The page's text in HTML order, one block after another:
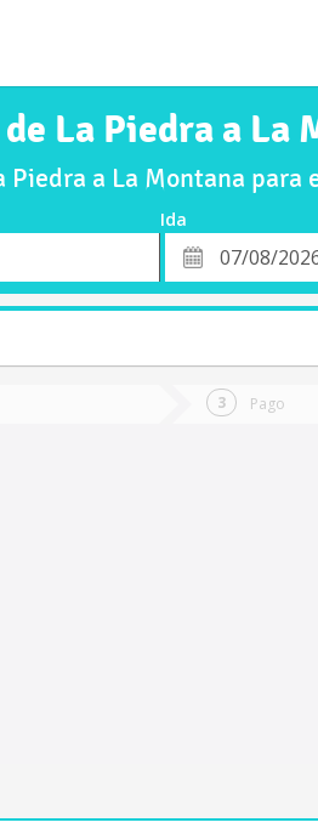
de La Piedra a La
Piedra a La Montana
Ida
Fecha
de
Pago